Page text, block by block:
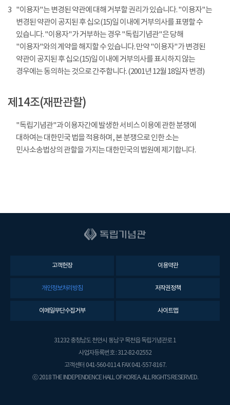
3 "이용자"는 변경된 약관에 대해 거부할 권리가 있습니다. "이용자"는
변경된 약관이 공지된 후 십오(15)일 이내에 거부의사를 표명할 수
있습니다. "이용자"가 거부하는 경우 "독립기념관"은 당해
"이용자"와의 계약을 해지할 수 있습니다. 만약 "이용자"가 변경된
약관이 공지된 후 십오(15)일 이내에 거부의사를 표시하지 않는
경우에는 동의하는 것으로 간주합니다. (2001년 12월 18일자 변경)
제14조(재판관할)
"독립기념관"과 이용자간에 발생한 서비스 이용에 관한 분쟁에
대하여는 대한민국 법을 적용하며, 본 분쟁으로 인한 소는
민사소송법상의 관할을 가지는 대한민국의 법원에 제기합니다.
고객헌장 이용약관
개인정보처리방침 저작권정책
이메일무단수집거부 사이트맵
31232 충청남도 천안시 동남구 목천읍 독립기념관로 1
사업자등록번호 : 312-82-02552
고객센터 041-560-0114. FAX 041-557-8167.
ⓒ 2018 THE INDEPENDENCE HALL OF KOREA. ALL RIGHTS RESERVED.